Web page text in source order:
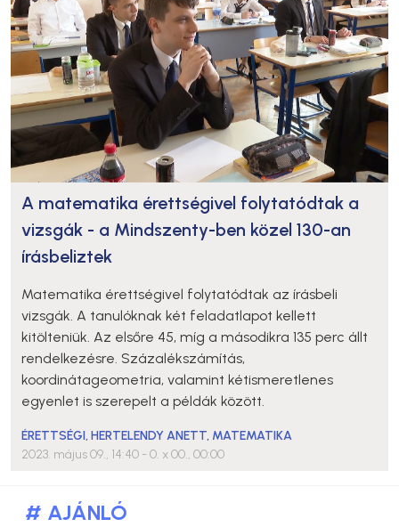
A matematika érettségivel folytatódtak a
vizsgák - a Mindszenty-ben közel 130-an
írásbeliztek
Matematika érettségivel folytatódtak az írásbeli
vizsgák. A tanulóknak két feladatlapot kellett
kitölteniük. Az elsőre 45, míg a másodikra 135 perc állt
rendelkezésre. Százalékszámítás,
koordinátageometria, valamint kétismeretlenes
egyenlet is szerepelt a példák között.
ÉRETTSÉGI,HERTELENDY ANETT, MATEMATIKA
2023. május 09., 14:40 - 0. x 00., 00:00
# AJÁNLÓ